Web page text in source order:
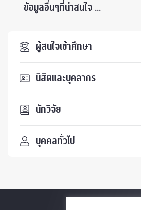
ข้อมูลอื่นๆที่น่าสนใจ ...
ผู้สนใจเข้าศึกษา
นิสิตและบุคลากร
นักวิจัย
บุคคลทั่วไป